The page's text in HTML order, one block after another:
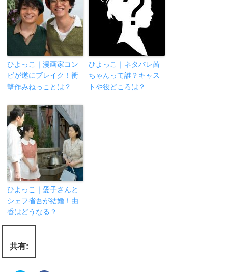
ひよっこ｜漫画家コン
ビが遂にブレイク！衝
撃作みねっことは？
ひよっこ｜ネタバレ茜
ちゃんって誰？キャス
トや役どころは？
ひよっこ｜愛子さんと
シェフ省吾が結婚！由
香はどうなる？
共有: